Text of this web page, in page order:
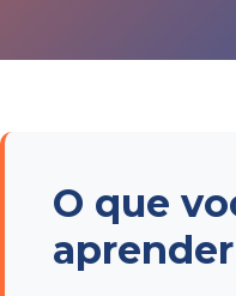
O que